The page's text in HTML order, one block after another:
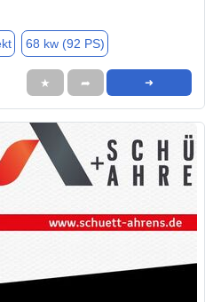
68 kw (92 PS)
★ ➦ ➜